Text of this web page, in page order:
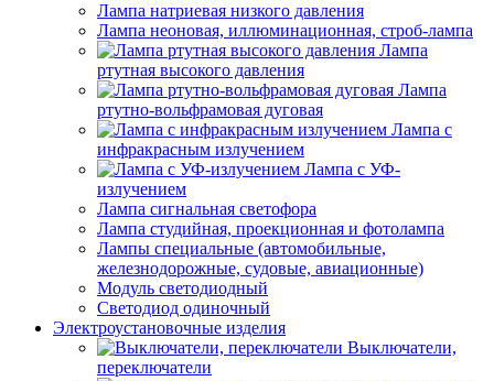
Лампа натриевая низкого давления
Лампа неоновая, иллюминационная, строб-лампа
Лампа
ртутная высокого давления
Лампа
ртутно-вольфрамовая дуговая
Лампа с
инфракрасным излучением
Лампа с УФ-
излучением
Лампа сигнальная светофора
Лампа студийная, проекционная и фотолампа
Лампы специальные (автомобильные,
железнодорожные, судовые, авиационные)
Модуль светодиодный
Светодиод одиночный
Электроустановочные изделия
Выключатели,
переключатели